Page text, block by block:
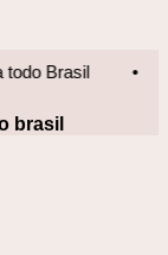
•
brasil